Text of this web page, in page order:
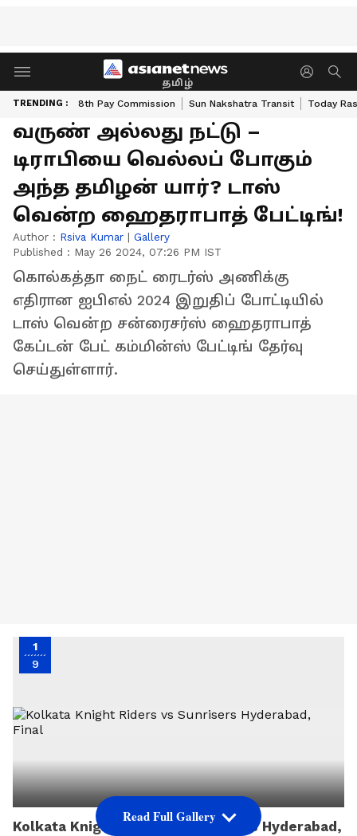
தமிழ்
TRENDING : 8th Pay Commission Sun Nakshatra Transit Today
வருண் அல்லது நட்டு –
டிராபியை வெல்லப் போகும்
அந்த தமிழன் யார்? டாஸ்
வென்ற ஹைதராபாத் பேட்டிங்!
Author : Rsiva Kumar | Gallery
Published : May 26 2024, 07:26 PM IST
கொல்கத்தா நைட் ரைடர்ஸ் அணிக்கு
எதிரான ஐபிஎல் 2024 இறுதிப் போட்டியில்
டாஸ் வென்ற சன்ரைசர்ஸ் ஹைதராபாத்
கேப்டன் பேட் கம்மின்ஸ் பேட்டிங் தேர்வு
செய்துள்ளார்.
1
9
Kolkata Knight Riders vs Sunrisers Hyderabad,
Read Full Gallery